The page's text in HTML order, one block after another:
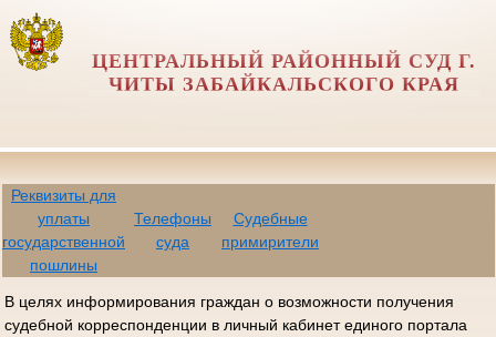
ЦЕНТРАЛЬНЫЙ РАЙОННЫЙ СУД Г.
ЧИТЫ ЗАБАЙКАЛЬСКОГО КРАЯ
Реквизиты для
уплаты
государственной
пошлины
Телефоны
суда
Судебные
примирители
В целях информирования граждан о возможности получения
судебной корреспонденции в личный кабинет единого портала